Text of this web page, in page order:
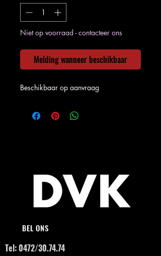
Niet op voorraad - contacteer ons
Melding wanneer beschikbaar
Beschikbaar op aanvraag
BEL ONS
Tel: 0472/30.74.74